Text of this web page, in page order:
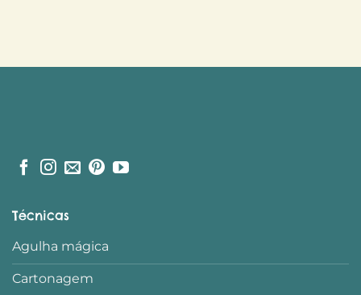
Técnicas
Agulha mágica
Cartonagem